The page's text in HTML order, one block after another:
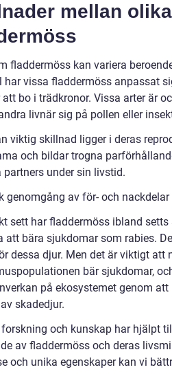
mellan
fladdermöss kan variera
har vissa fladdermöss anpassat
bo i trädkronor. Vissa arter är
livnär sig på pollen eller
viktig skillnad ligger i deras
och bildar trogna
partners under sin livstid.
genomgång av för- och
sett har fladdermöss ibland
att bära sjukdomar som rabies.
dessa djur. Men det är viktigt att
bär sjukdomar,
på ekosystemet genom
skadedjur.
och kunskap har hjälpt
av fladdermöss och deras
och unika egenskaper kan vi